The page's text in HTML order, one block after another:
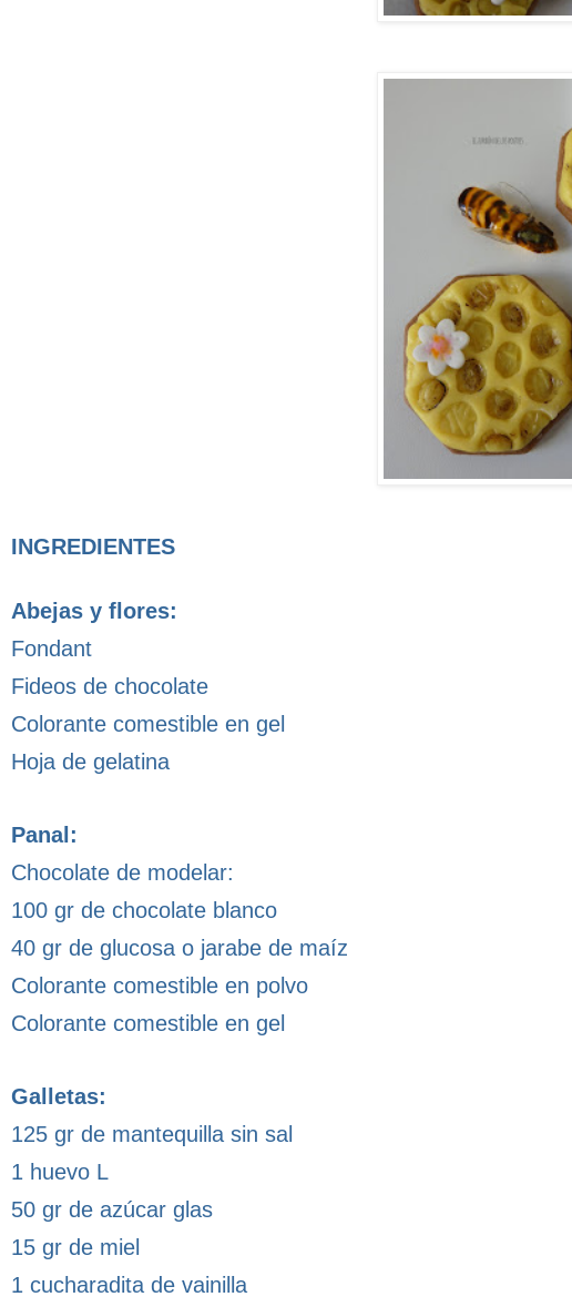
INGREDIENTES
Abejas y flores:
Fondant
Fideos de chocolate
Colorante comestible en gel
Hoja de gelatina
Panal:
Chocolate de modelar:
100 gr de chocolate blanco
40 gr de glucosa o jarabe de maíz
Colorante comestible en polvo
Colorante comestible en gel
Galletas:
125 gr de mantequilla sin sal
1 huevo L
50 gr de azúcar glas
15 gr de miel
1 cucharadita de vainilla